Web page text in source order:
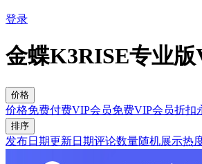
登录
金蝶K3RISE专业版
价格
价格免费付费VIP会员免费VIP会员折扣
排序
发布日期更新日期评论数量随机展示热